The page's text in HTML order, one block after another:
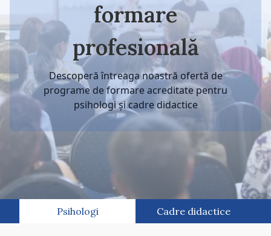
formare
profesională
Descoperă întreaga noastră ofertă de
programe de formare acreditate pentru
psihologi și cadre didactice
Psihologi Cadre didactice